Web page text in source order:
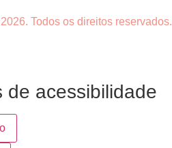
Todos os direitos reservados.
de acessibilidade